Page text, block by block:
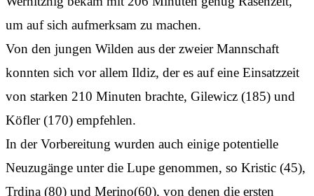
um auf sich aufmerksam zu machen.
Von den jungen Wilden aus der zweier Mannschaft
konnten sich vor allem Ildiz, der es auf eine Einsatzzeit
von starken 210 Minuten brachte, Gilewicz (185) und
Köfler (170) empfehlen.
In der Vorbereitung wurden auch einige potentielle
Neuzugänge unter die Lupe genommen, so Kristic (45),
Trdina (80) und Merino(60), von denen die ersten